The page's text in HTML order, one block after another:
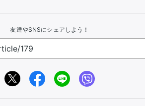
友達やSNSにシェアしよう！